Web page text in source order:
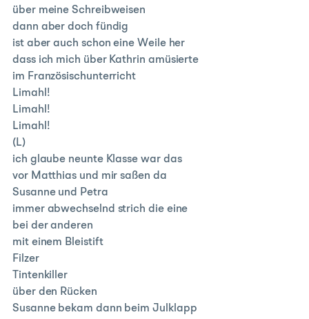
über meine Schreibweisen
dann aber doch fündig
ist aber auch schon eine Weile her
dass ich mich über Kathrin amüsierte
im Französischunterricht
Limahl!
Limahl!
Limahl!
(L)
ich glaube neunte Klasse war das
vor Matthias und mir saßen da
Susanne und Petra
immer abwechselnd strich die eine
bei der anderen
mit einem Bleistift
Filzer
Tintenkiller
über den Rücken
Susanne bekam dann beim Julklapp